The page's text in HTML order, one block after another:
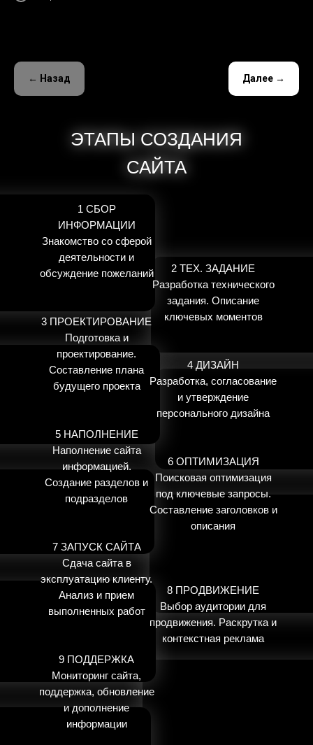
← Назад Далее →
ЭТАПЫ СОЗДАНИЯ
САЙТА
ЭТАПЫ СОЗДАНИЯ
САЙТА
1 СБОР
ИНФОРМАЦИИ
Знакомство со сферой
деятельности и
обсуждение пожеланий
3 ПРОЕКТИРОВАНИЕ
Подготовка и
проектирование.
Составление плана
будущего проекта
5 НАПОЛНЕНИЕ
Наполнение сайта
информацией.
Создание разделов и
подразделов
7 ЗАПУСК САЙТА
Сдача сайта в
эксплуатацию клиенту.
Анализ и прием
выполненных работ
9 ПОДДЕРЖКА
Мониторинг сайта,
поддержка, обновление
и дополнение
информации
2 ТЕХ. ЗАДАНИЕ
Разработка технического
задания. Описание
ключевых моментов
4 ДИЗАЙН
Разработка, согласование
и утверждение
персонального дизайна
6 ОПТИМИЗАЦИЯ
Поисковая оптимизация
под ключевые запросы.
Составление заголовков и
описания
8 ПРОДВИЖЕНИЕ
Выбор аудитории для
продвижения. Раскрутка и
контекстная реклама